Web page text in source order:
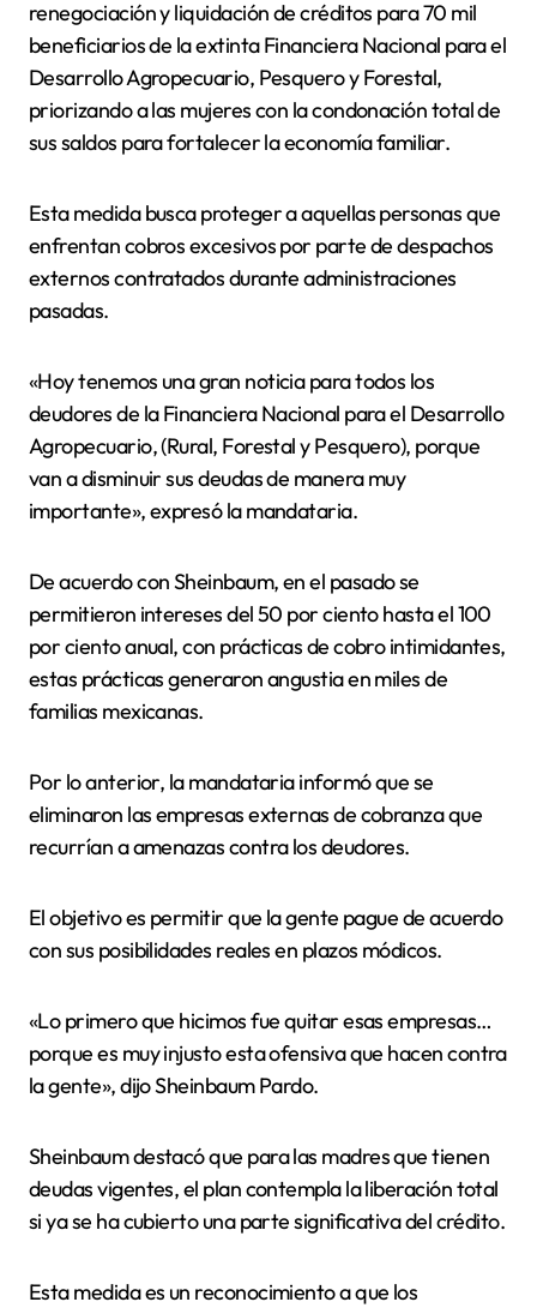
renegociación y liquidación de créditos para 70 mil
beneficiarios de la extinta Financiera Nacional para el
Desarrollo Agropecuario, Pesquero y Forestal,
priorizando a las mujeres con la condonación total de
sus saldos para fortalecer la economía familiar.
Esta medida busca proteger a aquellas personas que
enfrentan cobros excesivos por parte de despachos
externos contratados durante administraciones
pasadas.
«Hoy tenemos una gran noticia para todos los
deudores de la Financiera Nacional para el Desarrollo
Agropecuario, (Rural, Forestal y Pesquero), porque
van a disminuir sus deudas de manera muy
importante», expresó la mandataria.
De acuerdo con Sheinbaum, en el pasado se
permitieron intereses del 50 por ciento hasta el 100
por ciento anual, con prácticas de cobro intimidantes,
estas prácticas generaron angustia en miles de
familias mexicanas.
Por lo anterior, la mandataria informó que se
eliminaron las empresas externas de cobranza que
recurrían a amenazas contra los deudores.
El objetivo es permitir que la gente pague de acuerdo
con sus posibilidades reales en plazos módicos.
«Lo primero que hicimos fue quitar esas empresas…
porque es muy injusto esta ofensiva que hacen contra
la gente», dijo Sheinbaum Pardo.
Sheinbaum destacó que para las madres que tienen
deudas vigentes, el plan contempla la liberación total
si ya se ha cubierto una parte significativa del crédito.
Esta medida es un reconocimiento a que los